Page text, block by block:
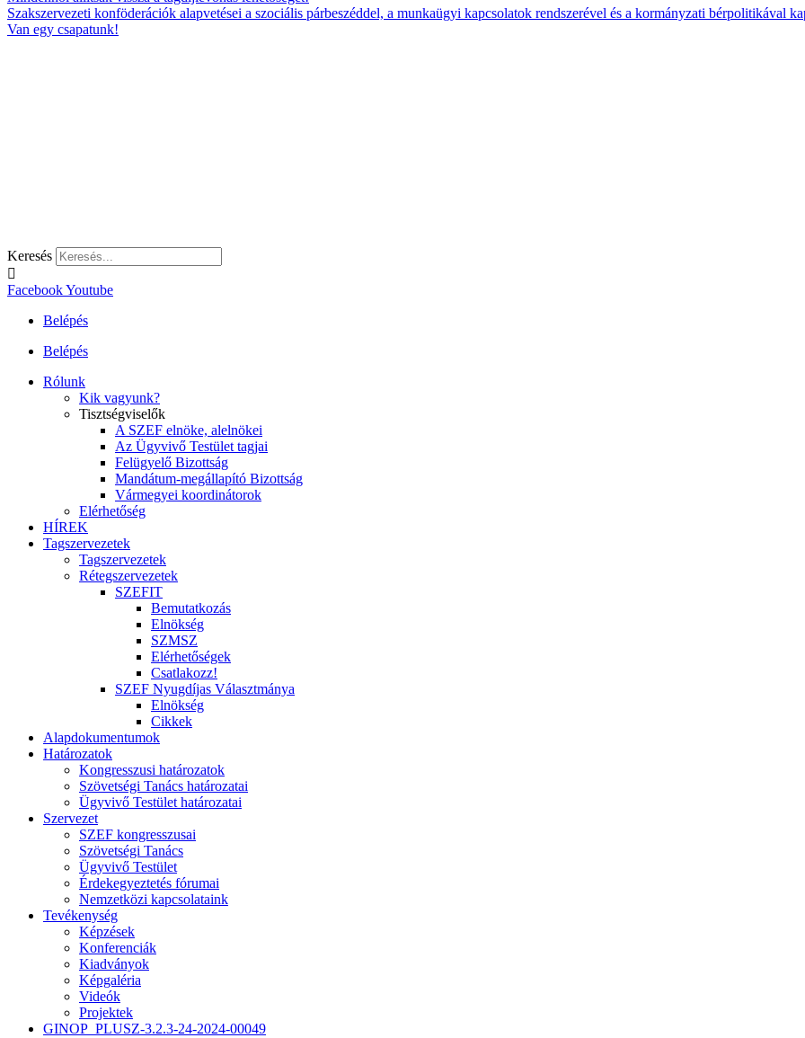
Szakszervezeti konföderációk alapvetései a szociális párbeszéddel, a munkaügyi kapcsolatok rendszerével és a kormányzati bérpolitikával
Van egy csapatunk!
Keresés
FacebookYoutube
Belépés
Belépés
Rólunk
Kik vagyunk?
Tisztségviselők
A SZEF elnöke, alelnökei
Az Ügyvivő Testület tagjai
Felügyelő Bizottság
Mandátum-megállapító Bizottság
Vármegyei koordinátorok
Elérhetőség
HÍREK
Tagszervezetek
Tagszervezetek
Rétegszervezetek
SZEFIT
Bemutatkozás
Elnökség
SZMSZ
Elérhetőségek
Csatlakozz!
SZEF Nyugdíjas Választmánya
Elnökség
Cikkek
Alapdokumentumok
Határozatok
Kongresszusi határozatok
Szövetségi Tanács határozatai
Ügyvivő Testület határozatai
Szervezet
SZEF kongresszusai
Szövetségi Tanács
Ügyvivő Testület
Érdekegyeztetés fórumai
Nemzetközi kapcsolataink
Tevékenység
Képzések
Konferenciák
Kiadványok
Képgaléria
Videók
Projektek
GINOP_PLUSZ-3.2.3-24-2024-00049